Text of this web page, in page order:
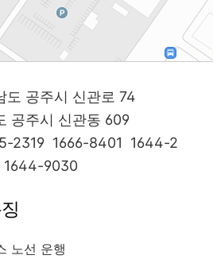
도 공주시 신관로 74
공주시 신관동 609
2319 1666-8401 1644-2
9030
노선 운행